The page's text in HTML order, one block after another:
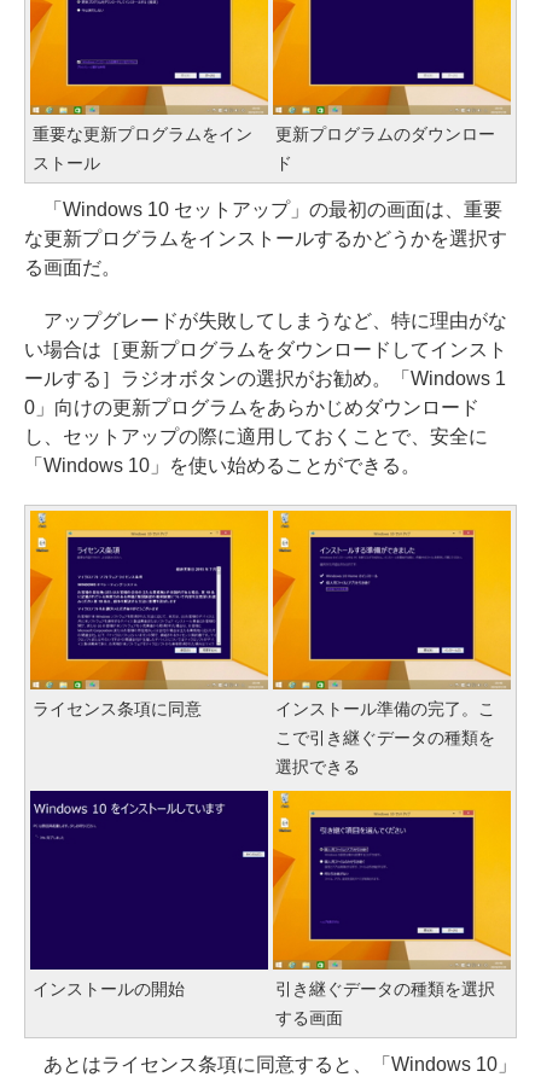
重要な更新プログラムをイン
ストール
更新プログラムのダウンロー
ド
「Windows 10 セットアップ」の最初の画面は、重要
な更新プログラムをインストールするかどうかを選択す
る画面だ。
アップグレードが失敗してしまうなど、特に理由がな
い場合は［更新プログラムをダウンロードしてインスト
ールする］ラジオボタンの選択がお勧め。「Windows 1
0」向けの更新プログラムをあらかじめダウンロード
し、セットアップの際に適用しておくことで、安全に
「Windows 10」を使い始めることができる。
ライセンス条項に同意
インストール準備の完了。こ
こで引き継ぐデータの種類を
選択できる
インストールの開始
引き継ぐデータの種類を選択
する画面
あとはライセンス条項に同意すると、「Windows 10」